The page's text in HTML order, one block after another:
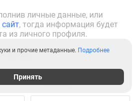
личные данные, или
сайт, тогда информация будет
из личного профиля.
и прочие метаданные. Подробнее
Принять